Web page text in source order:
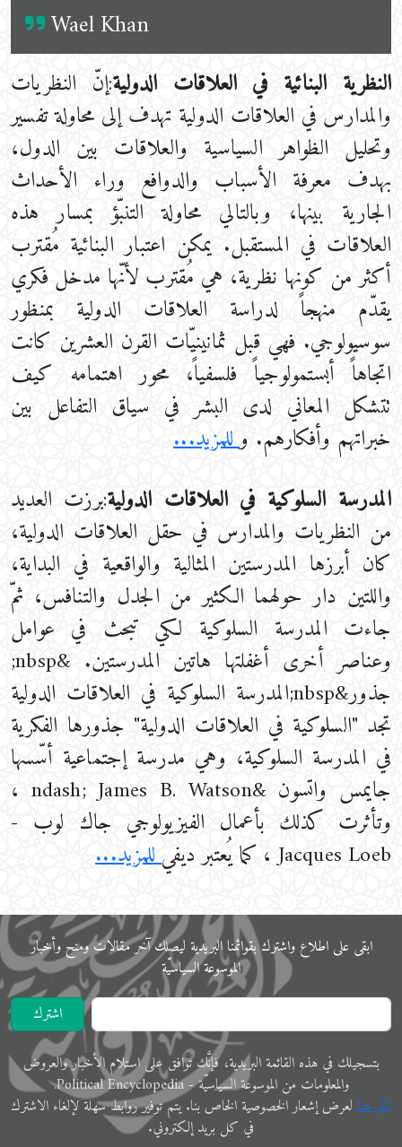
Wael Khan
النظرية البنائية في العلاقات الدولية:إنّ النظريات
والمدارس في العلاقات الدولية تهدف إلى محاولة تفسير
وتحليل الظواهر السياسية والعلاقات بين الدول،
بهدف معرفة الأسباب والدوافع وراء الأحداث
الجارية بينها، وبالتالي محاولة التنبّؤ بمسار هذه
العلاقات في المستقبل. يمكن اعتبار البنائية مُقترب
أكثر من كونها نظرية، هي مُقترب لأنّها مدخل فكري
يقدّم منهجاً لدراسة العلاقات الدولية بمنظور
سوسيولوجي. فهي قبل ثمانينيّات القرن العشرين كانت
اتجاهاً أبستمولوجياً فلسفياً، محور اهتمامه كيف
تتشكل المعاني لدى البشر في سياق التفاعل بين
خبراتهم وأفكارهم. وللمزيد...
المدرسة السلوكية في العلاقات الدولية:برزت العديد
من النظريات والمدارس في حقل العلاقات الدولية،
كان أبرزها المدرستين المثالية والواقعية في البداية،
واللتين دار حولهما الكثير من الجدل والتنافس، ثمّ
جاءت المدرسة السلوكية لكي تبحث في عوامل
وعناصر أخرى أغفلتها هاتين المدرستين. &nbsp;
جذور&nbsp;المدرسة السلوكية في العلاقات الدولية
تجد "السلوكية في العلاقات الدولية" جذورها الفكرية
في المدرسة السلوكية، وهي مدرسة إجتماعية أسّسها
جايمس واتسون &ndash; James B. Watson ،
وتأثرت كذلك بأعمال الفيزيولوجي جاك لوب -
Jacques Loeb ، كما يُعتبر ديفي
للمزيد...
ابقى على اﻃﻼع واشترك بقوائمنا البريدية ليصلك آخر مقالات ومنح وأخبار
الموسوعة اﻟﺴﻴﺎﺳﻴّﺔ
اشترك
ﺑﺘﺴﺠﻴﻠﻚ في ﻫﺬﻩ اﻟﻘﺎﺋﻤﺔ البريدية، فإنَّك ﺗﻮاﻓﻖ ﻋﻠﻰ اﺳﺘﻼم اﻷﺧﺒﺎر واﻟﻌﺮوض
والمعلوﻣﺎت ﻣﻦ الموسوعة اﻟﺴﻴﺎﺳﻴّﺔ - Political Encyclopedia.
اﻧﻘﺮ ﻫﻨﺎ ﻟﻌﺮض إﺷﻌﺎر الخصوصية الخاص ﺑﻨﺎ. ﻳﺘﻢ ﺗﻮفير رواﺑﻂ ﺳﻬﻠﺔ لإﻟﻐﺎء الاشترك
في ﻛﻞ ﺑﺮﻳﺪ إلكتروني.